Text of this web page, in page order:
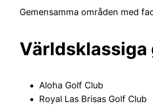
Gemensamma områden med
Världsklassiga
Aloha Golf Club
Royal Las Brisas Golf Club